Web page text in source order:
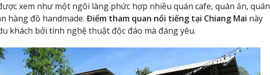
xem như một ngôi làng phức hợp nhiều quán cafe, quán ăn, quán
hàng đồ handmade. Điểm tham quan nổi tiếng tại Chiang Mai này
khách bởi tính nghệ thuật độc đáo mà đáng yêu.